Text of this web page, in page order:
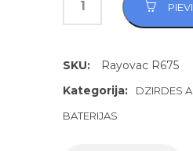
SKU:
Rayovac R675
Kategorija:
DZIRDES
BATERIJAS